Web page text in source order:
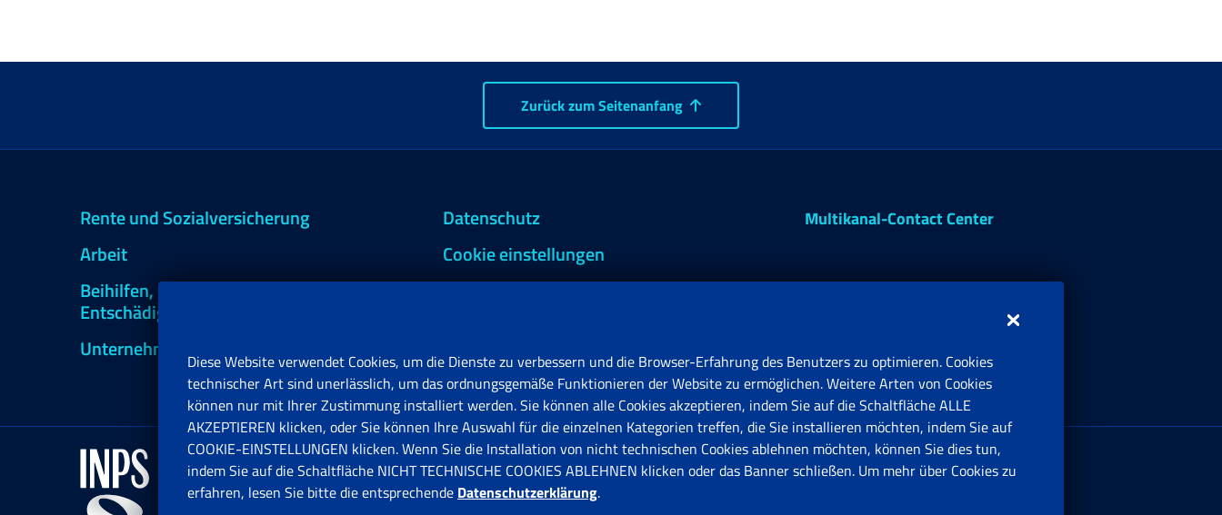
Zurück zum Seitenanfang
Rente und Sozialversicherung
Arbeit
Beihilfen, Subventionen und
Entschädigungen
Unternehmen und Freiberufler
Datenschutz
Cookie einstellungen
Multikanal-Contact Center
Firmensitz:
Via Ciro il Grande, 21
00144 Roma
Diese Website verwendet Cookies, um die Dienste zu verbessern und die Browser-Erfahrung des Benutzers zu optimieren. Cookies
technischer Art sind unerlässlich, um das ordnungsgemäße Funktionieren der Website zu ermöglichen. Weitere Arten von Cookies
können nur mit Ihrer Zustimmung installiert werden. Sie können alle Cookies akzeptieren, indem Sie auf die Schaltfläche ALLE
AKZEPTIEREN klicken, oder Sie können Ihre Auswahl für die einzelnen Kategorien treffen, die Sie installieren möchten, indem Sie auf
COOKIE-EINSTELLUNGEN klicken. Wenn Sie die Installation von nicht technischen Cookies ablehnen möchten, können Sie dies tun,
indem Sie auf die Schaltfläche NICHT TECHNISCHE COOKIES ABLEHNEN klicken oder das Banner schließen. Um mehr über Cookies zu
erfahren, lesen Sie bitte die entsprechende Datenschutzerklärung.